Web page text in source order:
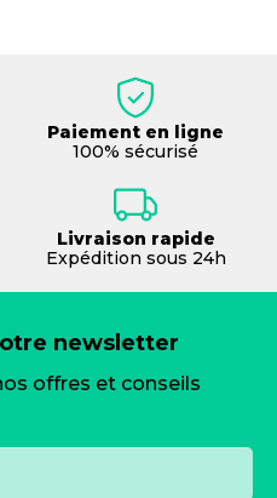
Paiement en ligne
100% sécurisé
Livraison rapide
Expédition sous 24h
newsletter
offres et conseils